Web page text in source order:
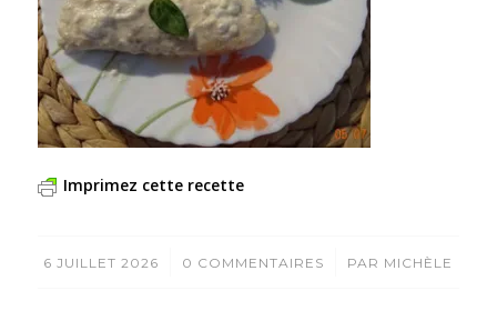
Imprimez cette recette
6 JUILLET 2026
/ 0 COMMENTAIRES
/ PAR MICHÈLE